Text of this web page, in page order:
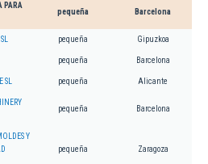
PARA
pequeña Barcelona
pequeña Gipuzkoa
pequeña Barcelona
pequeña Alicante
pequeña Barcelona
Y
pequeña Zaragoza